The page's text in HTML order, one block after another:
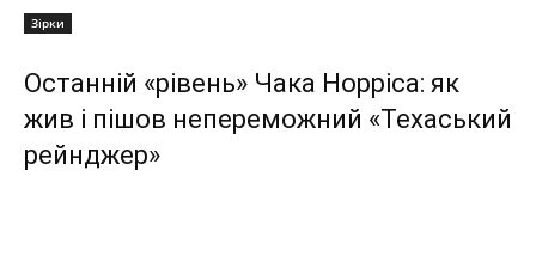
Зірки
Останній «рівень» Чака Норріса: як
жив і пішов непереможний «Техаський
рейнджер»